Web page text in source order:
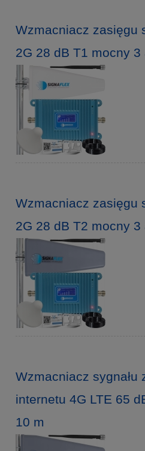
Wzmacniacz zasięgu
2G 28 dB T1 mocny 3
Wzmacniacz zasięgu
2G 28 dB T2 mocny 3
Wzmacniacz sygnału
internetu 4G LTE 65
10 m